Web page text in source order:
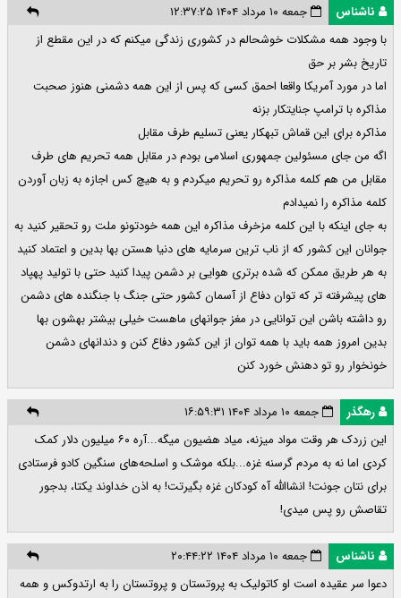
ناشناس
جمعه ۱۰ مرداد ۱۴۰۴ ۱۲:۳۷:۲۵
با وجود همه مشکلات خوشحالم در کشوری زندگی میکنم که در این مقطع از
تاریخ بشر بر حق
اما در مورد آمریکا واقعا احمق کسی که پس از این همه دشمنی هنوز صحبت
مذاکره با ترامپ جنایتکار بزنه
مذاکره برای این قماش تبهکار یعنی تسلیم طرف مقابل
اگه من جای مسئولین جمهوری اسلامی بودم در مقابل همه تحریم های طرف
مقابل من هم کلمه مذاکره رو تحریم میکردم و به هیچ کس اجازه به زبان آوردن
کلمه مذاکره را نمیدادم
به جای اینکه با این کلمه مزخرف مذاکره این همه خودتونو ملت رو تحقیر کنید به
جوانان این کشور که از ناب ترین سرمایه های دنیا هستن بها بدین و اعتماد کنید
به هر طریق ممکن که شده برتری هوایی بر دشمن پیدا کنید حتی با تولید پهپاد
های پیشرفته تر که توان دفاع از آسمان کشور حتی جنگ با جنگنده های دشمن
رو داشته باشن این توانایی در مغز جوانهای ماهست خیلی بیشتر بهشون بها
بدین امروز همه باید با همه توان از این کشور دفاع کنن و دندانهای دشمن
خونخوار رو تو دهنش خورد کنن
رهگذر
جمعه ۱۰ مرداد ۱۴۰۴ ۱۶:۵۹:۳۱
این زردک هر وقت مواد میزنه، میاد هضیون میگه...آره ۶۰ میلیون دلار کمک
کردی اما نه به مردم گرسنه غزه...بلکه موشک و اسلحه‌های سنگین کادو فرستادی
برای نتان جونت! انشاالله آه کودکان غزه بگیرتت! به اذن خداوند یکتا، بدجور
تقاصش رو پس میدی!
ناشناس
جمعه ۱۰ مرداد ۱۴۰۴ ۲۰:۴۴:۲۲
دعوا سر عقیده است او کاتولیک به پروتستان و پروتستان را به ارتدوکس و همه